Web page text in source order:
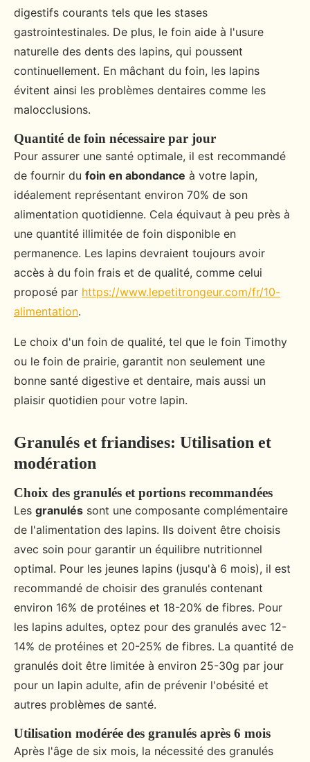
digestifs courants tels que les stases
gastrointestinales. De plus, le foin aide à l'usure
naturelle des dents des lapins, qui poussent
continuellement. En mâchant du foin, les lapins
évitent ainsi les problèmes dentaires comme les
malocclusions.
Quantité de foin nécessaire par jour
Pour assurer une santé optimale, il est recommandé
de fournir du foin en abondance à votre lapin,
idéalement représentant environ 70% de son
alimentation quotidienne. Cela équivaut à peu près à
une quantité illimitée de foin disponible en
permanence. Les lapins devraient toujours avoir
accès à du foin frais et de qualité, comme celui
proposé par https://www.lepetitrongeur.com/fr/10-
alimentation.
Le choix d'un foin de qualité, tel que le foin Timothy
ou le foin de prairie, garantit non seulement une
bonne santé digestive et dentaire, mais aussi un
plaisir quotidien pour votre lapin.
Granulés et friandises: Utilisation et
modération
Choix des granulés et portions recommandées
Les granulés sont une composante complémentaire
de l'alimentation des lapins. Ils doivent être choisis
avec soin pour garantir un équilibre nutritionnel
optimal. Pour les jeunes lapins (jusqu'à 6 mois), il est
recommandé de choisir des granulés contenant
environ 16% de protéines et 18-20% de fibres. Pour
les lapins adultes, optez pour des granulés avec 12-
14% de protéines et 20-25% de fibres. La quantité de
granulés doit être limitée à environ 25-30g par jour
pour un lapin adulte, afin de prévenir l'obésité et
autres problèmes de santé.
Utilisation modérée des granulés après 6 mois
Après l'âge de six mois, la nécessité des granulés